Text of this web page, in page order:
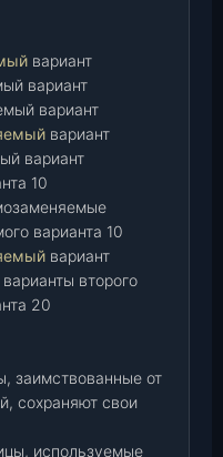
вариант
вариант
вариант
вариант
вариант
10
варианта 10
вариант
второго
20
заимствованные от
сохраняют свои
используемые